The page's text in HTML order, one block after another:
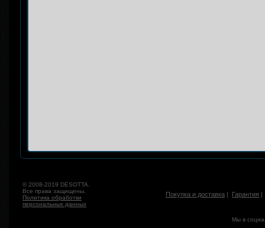
© 2008-2019 DESOTTA.
Все права защищены.
Политика обработки
персональных данных
Покупка и доставка | Гарантия
Мы в